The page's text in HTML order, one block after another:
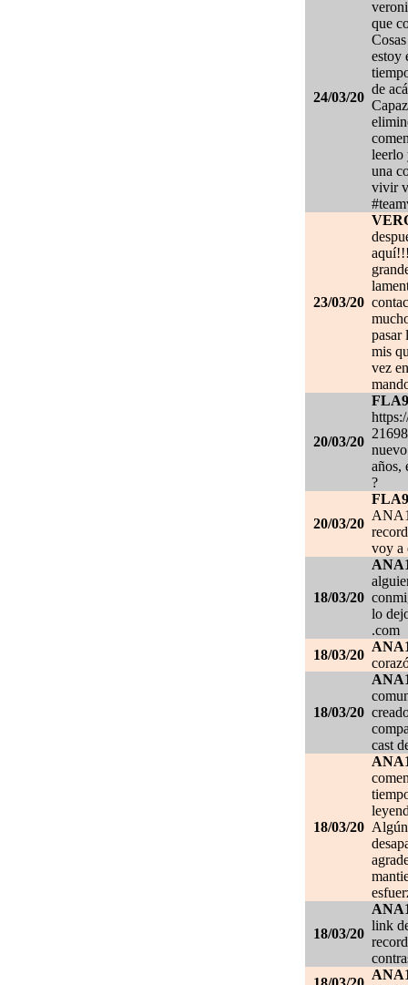
24/03/20
que
estoy
de
leerlo
una
vivir
23/03/20
pasar
mis
vez
20/03/20
años,
?
20/03/20
voy a
18/03/20
lo
.com
18/03/20
18/03/20
cast
18/03/20
18/03/20
link